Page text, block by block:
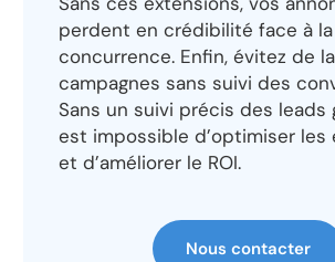
perdent en crédibilité face à la
concurrence. Enfin, évitez de
campagnes sans suivi des
Sans un suivi précis des leads
est impossible d’optimiser les
et d’améliorer le ROI.
Nous contacter